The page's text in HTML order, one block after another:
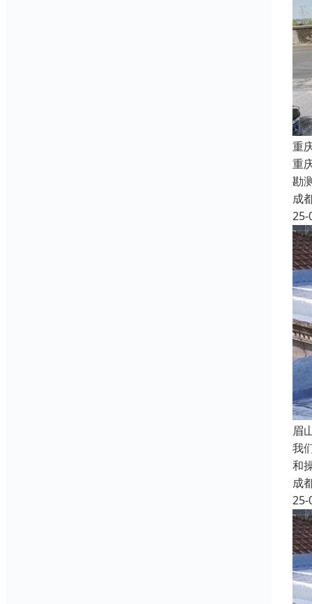
重
重
勘
成
25-
眉
我
和
成
25-